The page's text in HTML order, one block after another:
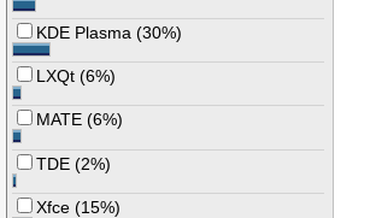
KDE Plasma (30%)
LXQt (6%)
MATE (6%)
TDE (2%)
Xfce (15%)